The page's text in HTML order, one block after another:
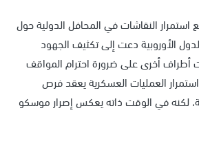
استمرار النقاشات في المحافل الدولية حول
الأوروبية دعت إلى تكثيف الجهود
أطراف أخرى على ضرورة احترام المواقف
العمليات العسكرية يعقد فرص
لكنه في الوقت ذاته يعكس إصرار موسكو